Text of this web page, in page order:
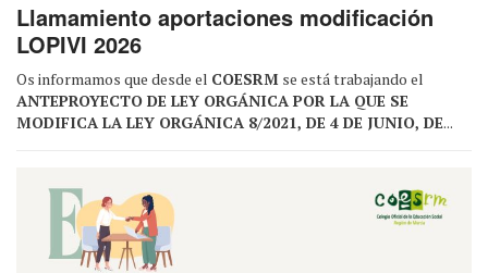
Llamamiento aportaciones modificación
LOPIVI 2026
Os informamos que desde el COESRM se está trabajando el
ANTEPROYECTO DE LEY ORGÁNICA POR LA QUE SE
MODIFICA LA LEY ORGÁNICA 8/2021, DE 4 DE JUNIO, DE...